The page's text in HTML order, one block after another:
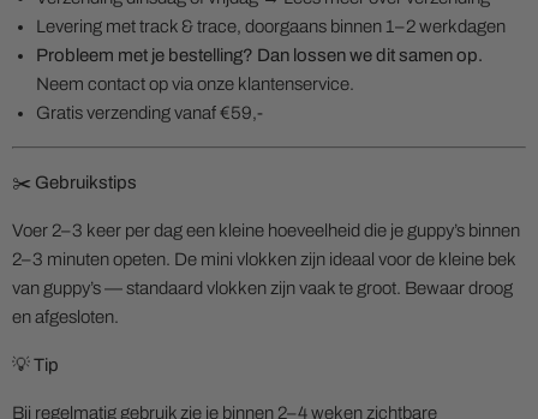
Levering met track & trace, doorgaans binnen 1–2 werkdagen
Probleem met je bestelling? Dan lossen we dit samen op.
Neem contact op via onze klantenservice.
Gratis verzending vanaf €59,-
✂️ Gebruikstips
Voer 2–3 keer per dag een kleine hoeveelheid die je guppy’s binnen
2–3 minuten opeten. De mini vlokken zijn ideaal voor de kleine bek
van guppy’s — standaard vlokken zijn vaak te groot. Bewaar droog
en afgesloten.
💡 Tip
Bij regelmatig gebruik zie je binnen 2–4 weken zichtbare